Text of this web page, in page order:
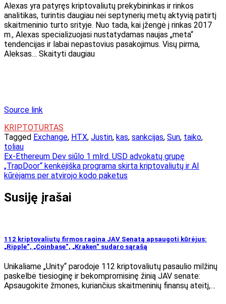
Alexas yra patyręs kriptovaliutų prekybininkas ir rinkos
analitikas, turintis daugiau nei septynerių metų aktyvią patirtį
skaitmeninio turto srityje. Nuo tada, kai įžengė į rinkas 2017
m., Alexas specializuojasi nustatydamas naujas „meta“
tendencijas ir labai nepastovius pasakojimus. Visų pirma,
Aleksas… Skaityti daugiau
Source link
KRIPTOTURTAS
Tagged Exchange, HTX, Justin, kas, sankcijas, Sun, taiko,
toliau
Navigacija
tarp
Ex-Ethereum Dev siūlo 1 mlrd. USD advokatų grupę
„TrapDoor“ kenkėjiška programa skirta kriptovaliutų ir AI
kūrėjams per atvirojo kodo paketus
Susiję įrašai
112 kriptovaliutų firmos ragina JAV Senatą apsaugoti kūrėjus:
„Ripple“, „Coinbase“, „Kraken“ sudaro sąrašą
Unikaliame „Unity“ parodoje 112 kriptovaliutų pasaulio milžinų
paskelbė tiesioginę ir bekompromisinę žinią JAV senate:
Apsaugokite žmones, kuriančius skaitmeninių finansų ateitį,…